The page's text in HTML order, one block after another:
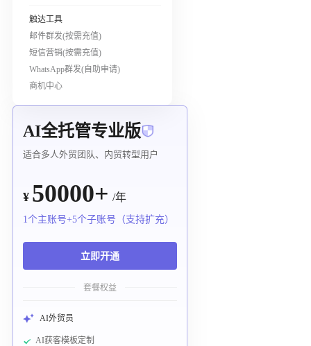
触达工具
邮件群发(按需充值)
短信营销(按需充值)
WhatsApp群发(自助申请)
商机中心
AI全托管专业版
适合多人外贸团队、内贸转型用户
¥ 50000+ /年
1个主账号+5个子账号（支持扩充）
立即开通
套餐权益
AI外贸员
AI获客模板定制